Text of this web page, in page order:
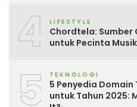
4 LIFESTYLE
Chordtela: Sumber
untuk Pecinta
5 TEKNOLOGI
5 Penyedia
untuk Tahun 2025: